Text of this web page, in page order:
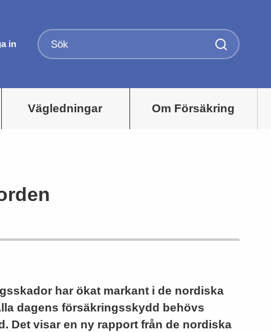
in
Vägledningar Om Försäkring
har ökat markant i de nordiska
dagens försäkringsskydd behövs
Det visar en ny rapport från de nordiska